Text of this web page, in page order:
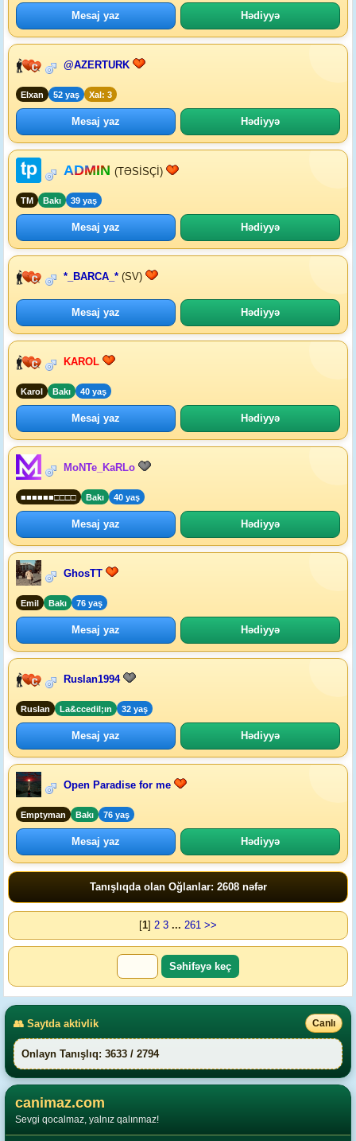
Mesaj yaz Hədiyyə
@AZERTURK
Elxan 52 yaş Xal: 3
Mesaj yaz Hədiyyə
ADMIN (TƏSİSÇİ)
TM Bakı 39 yaş
Mesaj yaz Hədiyyə
*_BARCA_* (SV)
Mesaj yaz Hədiyyə
KAROL
Karol Bakı 40 yaş
Mesaj yaz Hədiyyə
MoNTe_KaRLo
■■■■■■□□□□ Bakı 40 yaş
Mesaj yaz Hədiyyə
GhosTT
Emil Bakı 76 yaş
Mesaj yaz Hədiyyə
Ruslan1994
Ruslan La&ccedil;ın 32 yaş
Mesaj yaz Hədiyyə
Open Paradise for me
Emptyman Bakı 76 yaş
Mesaj yaz Hədiyyə
Tanışlıqda olan Oğlanlar: 2608 nəfər
[1] 2 3 ... 261 >>
👥 Saytda aktivlik Canlı
Onlayn Tanışlıq: 3633 / 2794
canimaz.com
Sevgi qocalmaz, yalnız qalınmaz!